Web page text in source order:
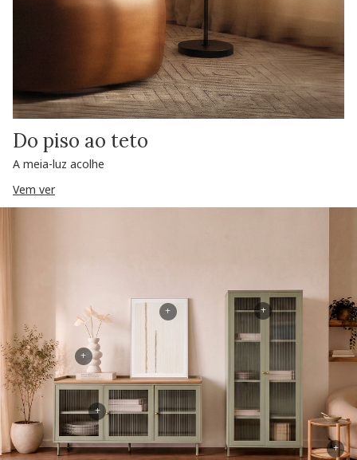
Do piso ao teto
A meia-luz acolhe
Vem ver
+
+
+
+
+